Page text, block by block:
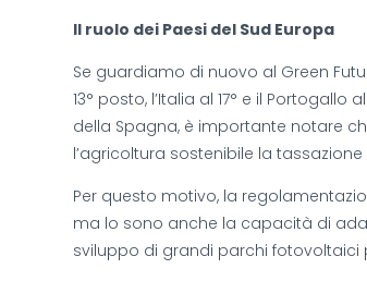
Il ruolo dei Paesi del Sud Europa
Se guardiamo di nuovo al Green
13° posto, l’Italia al 17° e il
della Spagna, è importante notare
l’agricoltura sostenibile la
Per questo motivo, la
ma lo sono anche la capacità di
sviluppo di grandi parchi fotovoltaici